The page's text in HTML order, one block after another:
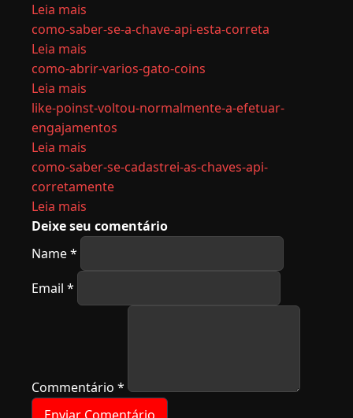
Leia mais
como-saber-se-a-chave-api-esta-correta
Leia mais
como-abrir-varios-gato-coins
Leia mais
like-poinst-voltou-normalmente-a-efetuar-
engajamentos
Leia mais
como-saber-se-cadastrei-as-chaves-api-
corretamente
Leia mais
Deixe seu comentário
Name*
Email *
Commentário *